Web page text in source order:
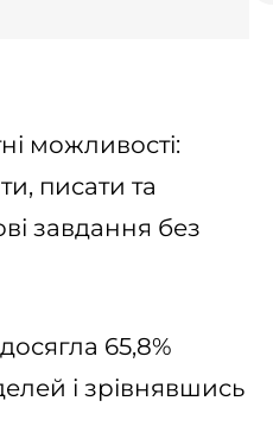
можливості:
писати та
завдання без
65,8%
і зрівнявшись